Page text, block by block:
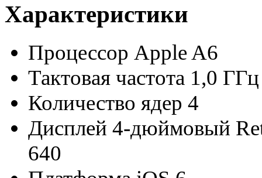
Характеристики
Процессор Apple A6
Тактовая частота 1,0 ГГц
Количество ядер 4
Дисплей 4-дюймовый
640